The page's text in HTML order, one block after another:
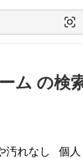
ム の検
汚れなし 個人